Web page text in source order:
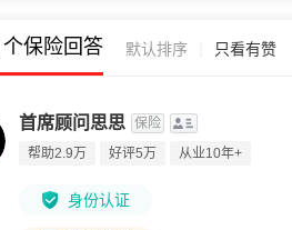
个保险回答 默认排序 只看有赞
首席顾问思思 保险
帮助2.9万
好评5万 从业10年+
身份认证